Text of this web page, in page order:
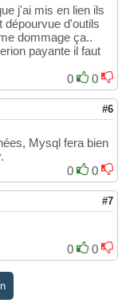
j'ai mis en lien ils
dépourvue d'outils
dommage ça..
payante il faut
0
0
#6
Mysql fera bien
0
0
#7
0
0